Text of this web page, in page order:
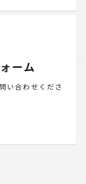
ーム
い合わせくださ